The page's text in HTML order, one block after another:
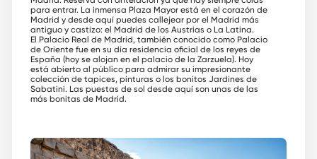
para entrar. La inmensa Plaza Mayor está en el corazón de
Madrid y desde aquí puedes callejear por el Madrid más
antiguo y castizo: el Madrid de los Austrias o La Latina.
El Palacio Real de Madrid, también conocido como Palacio
de Oriente fue en su día residencia oficial de los reyes de
España (hoy se alojan en el palacio de la Zarzuela). Hoy
está abierto al público para admirar su impresionante
colección de tapices, pinturas o los bonitos Jardines de
Sabatini. Las puestas de sol desde aquí son unas de las
más bonitas de Madrid.